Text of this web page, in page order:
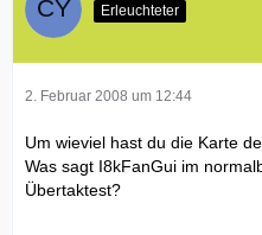
Erleuchteter
2. Februar 2008 um 12:44
Um wieviel hast du die Karte
Was sagt I8kFanGui im
Übertaktest?